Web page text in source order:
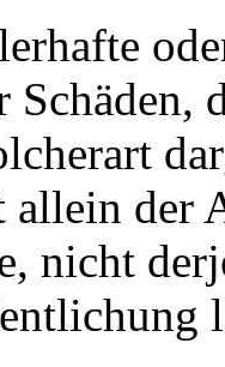
Schäden,
allein der
nicht